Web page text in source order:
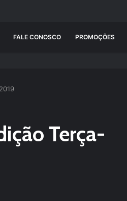
FALE CONOSCO PROMOÇÕES
Terça-